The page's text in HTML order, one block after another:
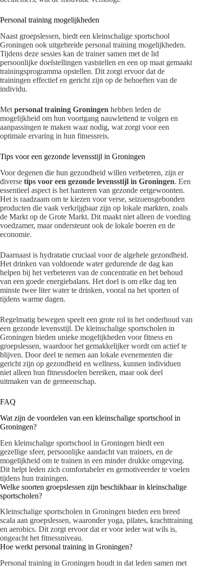
Personal training mogelijkheden
Naast groepslessen, biedt een kleinschalige sportschool
Groningen ook uitgebreide personal training mogelijkheden.
Tijdens deze sessies kan de trainer samen met de lid
persoonlijke doelstellingen vaststellen en een op maat gemaakt
trainingsprogramma opstellen. Dit zorgt ervoor dat de
trainingen effectief en gericht zijn op de behoeften van de
individu.
Met personal training Groningen hebben leden de
mogelijkheid om hun voortgang nauwlettend te volgen en
aanpassingen te maken waar nodig, wat zorgt voor een
optimale ervaring in hun fitnessreis.
Tips voor een gezonde levensstijl in Groningen
Voor degenen die hun gezondheid willen verbeteren, zijn er
diverse tips voor een gezonde levensstijl in Groningen. Een
essentieel aspect is het hanteren van gezonde eetgewoonten.
Het is raadzaam om te kiezen voor verse, seizoensgebonden
producten die vaak verkrijgbaar zijn op lokale markten, zoals
de Markt op de Grote Markt. Dit maakt niet alleen de voeding
voedzamer, maar ondersteunt ook de lokale boeren en de
economie.
Daarnaast is hydratatie cruciaal voor de algehele gezondheid.
Het drinken van voldoende water gedurende de dag kan
helpen bij het verbeteren van de concentratie en het behoud
van een goede energiebalans. Het doel is om elke dag ten
minste twee liter water te drinken, vooral na het sporten of
tijdens warme dagen.
Regelmatig bewegen speelt een grote rol in het onderhoud van
een gezonde levensstijl. De kleinschalige sportscholen in
Groningen bieden unieke mogelijkheden voor fitness en
groepslessen, waardoor het gemakkelijker wordt om actief te
blijven. Door deel te nemen aan lokale evenementen die
gericht zijn op gezondheid en wellness, kunnen individuen
niet alleen hun fitnessdoelen bereiken, maar ook deel
uitmaken van de gemeenschap.
FAQ
Wat zijn de voordelen van een kleinschalige sportschool in
Groningen?
Een kleinschalige sportschool in Groningen biedt een
gezellige sfeer, persoonlijke aandacht van trainers, en de
mogelijkheid om te trainen in een minder drukke omgeving.
Dit helpt leden zich comfortabeler en gemotiveerder te voelen
tijdens hun trainingen.
Welke soorten groepslessen zijn beschikbaar in kleinschalige
sportscholen?
Kleinschalige sportscholen in Groningen bieden een breed
scala aan groepslessen, waaronder yoga, pilates, krachttraining
en aerobics. Dit zorgt ervoor dat er voor ieder wat wils is,
ongeacht het fitnessniveau.
Hoe werkt personal training in Groningen?
Personal training in Groningen houdt in dat leden samen met